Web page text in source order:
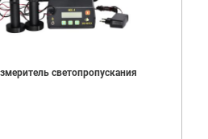
светопропускания